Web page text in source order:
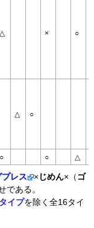
△ × ○
△ ○
○ ○ △
レス × じめん×（ ゴ
である。
イプを除く全16タイ